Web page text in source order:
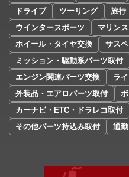
ドライブ
ツーリング 旅行
ウインタースポーツ
マリン
ホイール・タイヤ交換
サス
ミッション・駆動系パーツ取付
エンジン関連パーツ交換
ラ
外装品・エアロパーツ取付
カーナビ・ETC・ドラレコ取付
その他パーツ持込み取付
通